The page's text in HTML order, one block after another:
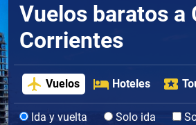
Vuelos baratos a
Corrientes
Vuelos Hoteles
Ida y vuelta Solo ida